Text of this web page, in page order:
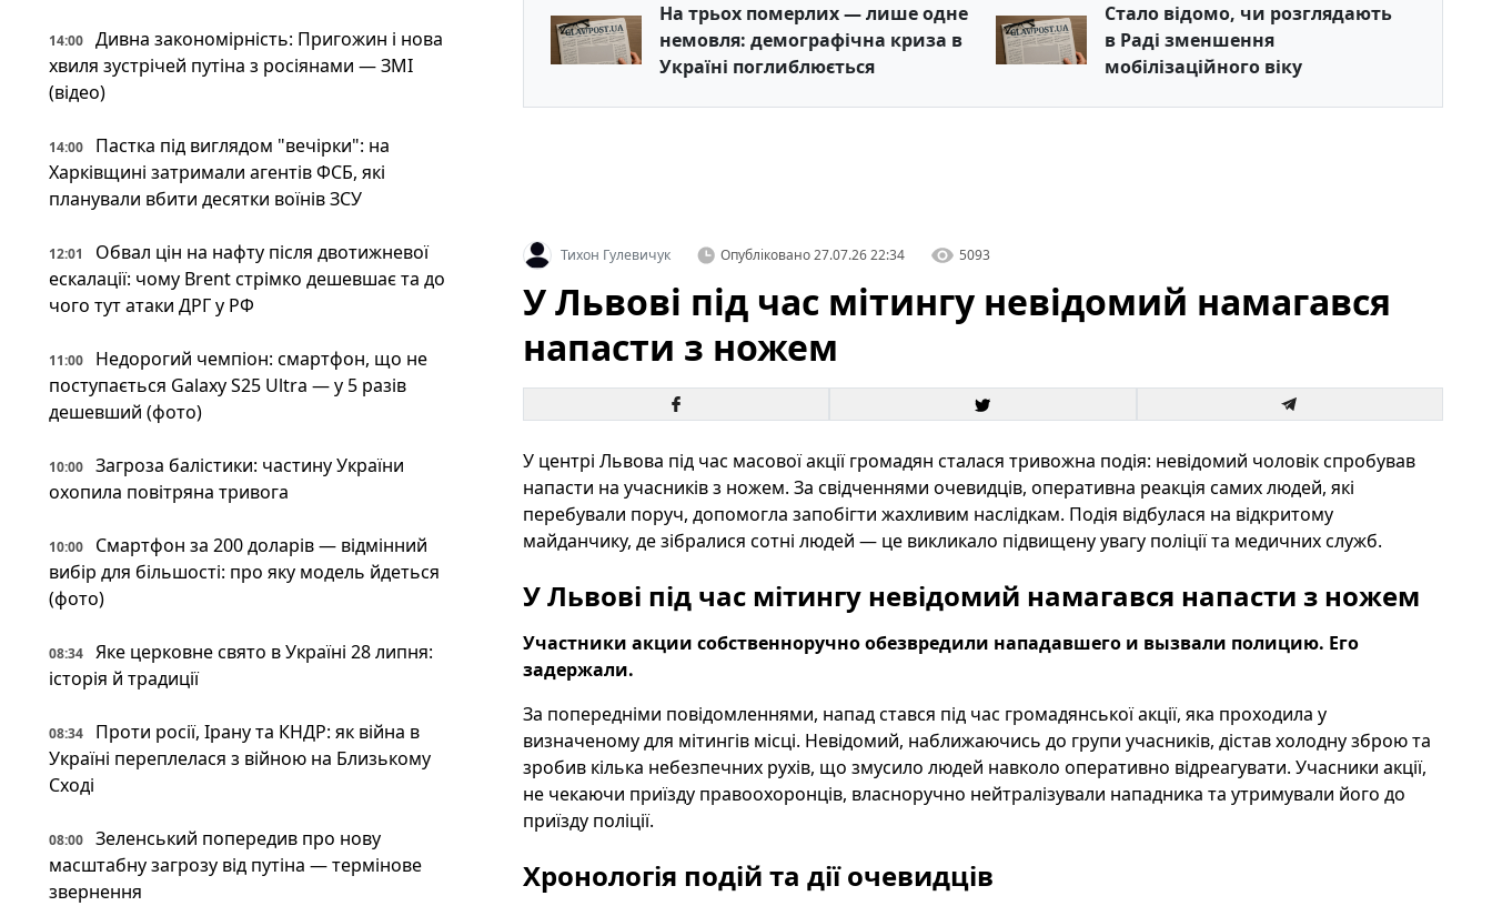
14:00
Дивна закономірність: Пригожин і нова
хвиля зустрічей путіна з росіянами — ЗМІ
(відео)
14:00
Пастка під виглядом "вечірки": на
Харківщині затримали агентів ФСБ, які
планували вбити десятки воїнів ЗСУ
12:01
Обвал цін на нафту після двотижневої
ескалації: чому Brent стрімко дешевшає та до
чого тут атаки ДРГ у РФ
11:00
Недорогий чемпіон: смартфон, що не
поступається Galaxy S25 Ultra — у 5 разів
дешевший (фото)
10:00
Загроза балістики: частину України
охопила повітряна тривога
10:00
Смартфон за 200 доларів — відмінний
вибір для більшості: про яку модель йдеться
(фото)
08:34
Яке церковне свято в Україні 28 липня:
історія й традиції
08:34
Проти росії, Ірану та КНДР: як війна в
Україні переплелася з війною на Близькому
Сході
08:00
Зеленський попередив про нову
масштабну загрозу від путіна — термінове
звернення
На трьох померлих — лише одне
немовля: демографічна криза в
Україні поглиблюється
Стало відомо, чи розглядають
в Раді зменшення
мобілізаційного віку
Тихон Гулевичук Опубліковано27.07.26 22:34 5093
У Львові під час мітингу невідомий намагався
напасти з ножем
У центрі Львова під час масової акції громадян сталася тривожна подія: невідомий чоловік спробував
напасти на учасників з ножем. За свідченнями очевидців, оперативна реакція самих людей, які
перебували поруч, допомогла запобігти жахливим наслідкам. Подія відбулася на відкритому
майданчику, де зібралися сотні людей — це викликало підвищену увагу поліції та медичних служб.
У Львові під час мітингу невідомий намагався напасти з ножем
Участники акции собственноручно обезвредили нападавшего и вызвали полицию. Его
задержали.
За попередніми повідомленнями, напад стався під час громадянської акції, яка проходила у
визначеному для мітингів місці. Невідомий, наближаючись до групи учасників, дістав холодну зброю та
зробив кілька небезпечних рухів, що змусило людей навколо оперативно відреагувати. Учасники акції,
не чекаючи приїзду правоохоронців, власноручно нейтралізували нападника та утримували його до
приїзду поліції.
Хронологія подій та дії очевидців